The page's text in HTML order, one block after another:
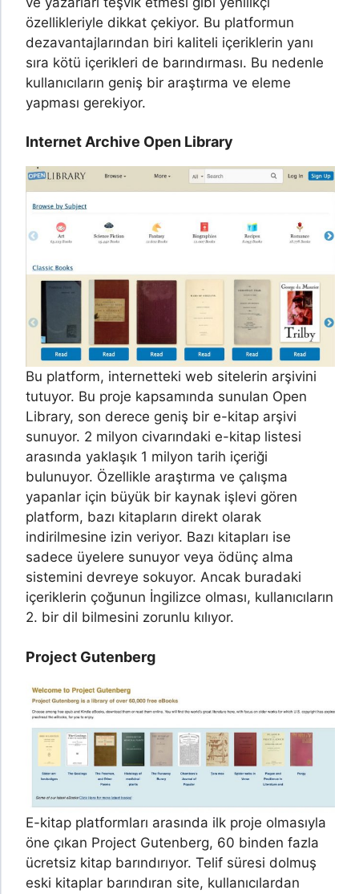
özellikleriyle dikkat çekiyor. Bu platformun
dezavantajlarından biri kaliteli içeriklerin yanı
sıra kötü içerikleri de barındırması. Bu nedenle
kullanıcıların geniş bir araştırma ve eleme
yapması gerekiyor.
Internet Archive Open Library
Bu platform, internetteki web sitelerin arşivini
tutuyor. Bu proje kapsamında sunulan Open
Library, son derece geniş bir e-kitap arşivi
sunuyor. 2 milyon civarındaki e-kitap listesi
arasında yaklaşık 1 milyon tarih içeriği
bulunuyor. Özellikle araştırma ve çalışma
yapanlar için büyük bir kaynak işlevi gören
platform, bazı kitapların direkt olarak
indirilmesine izin veriyor. Bazı kitapları ise
sadece üyelere sunuyor veya ödünç alma
sistemini devreye sokuyor. Ancak buradaki
içeriklerin çoğunun İngilizce olması, kullanıcıların
2. bir dil bilmesini zorunlu kılıyor.
Project Gutenberg
E-kitap platformları arasında ilk proje olmasıyla
öne çıkan Project Gutenberg, 60 binden fazla
ücretsiz kitap barındırıyor. Telif süresi dolmuş
eski kitaplar barındıran site, kullanıcılardan